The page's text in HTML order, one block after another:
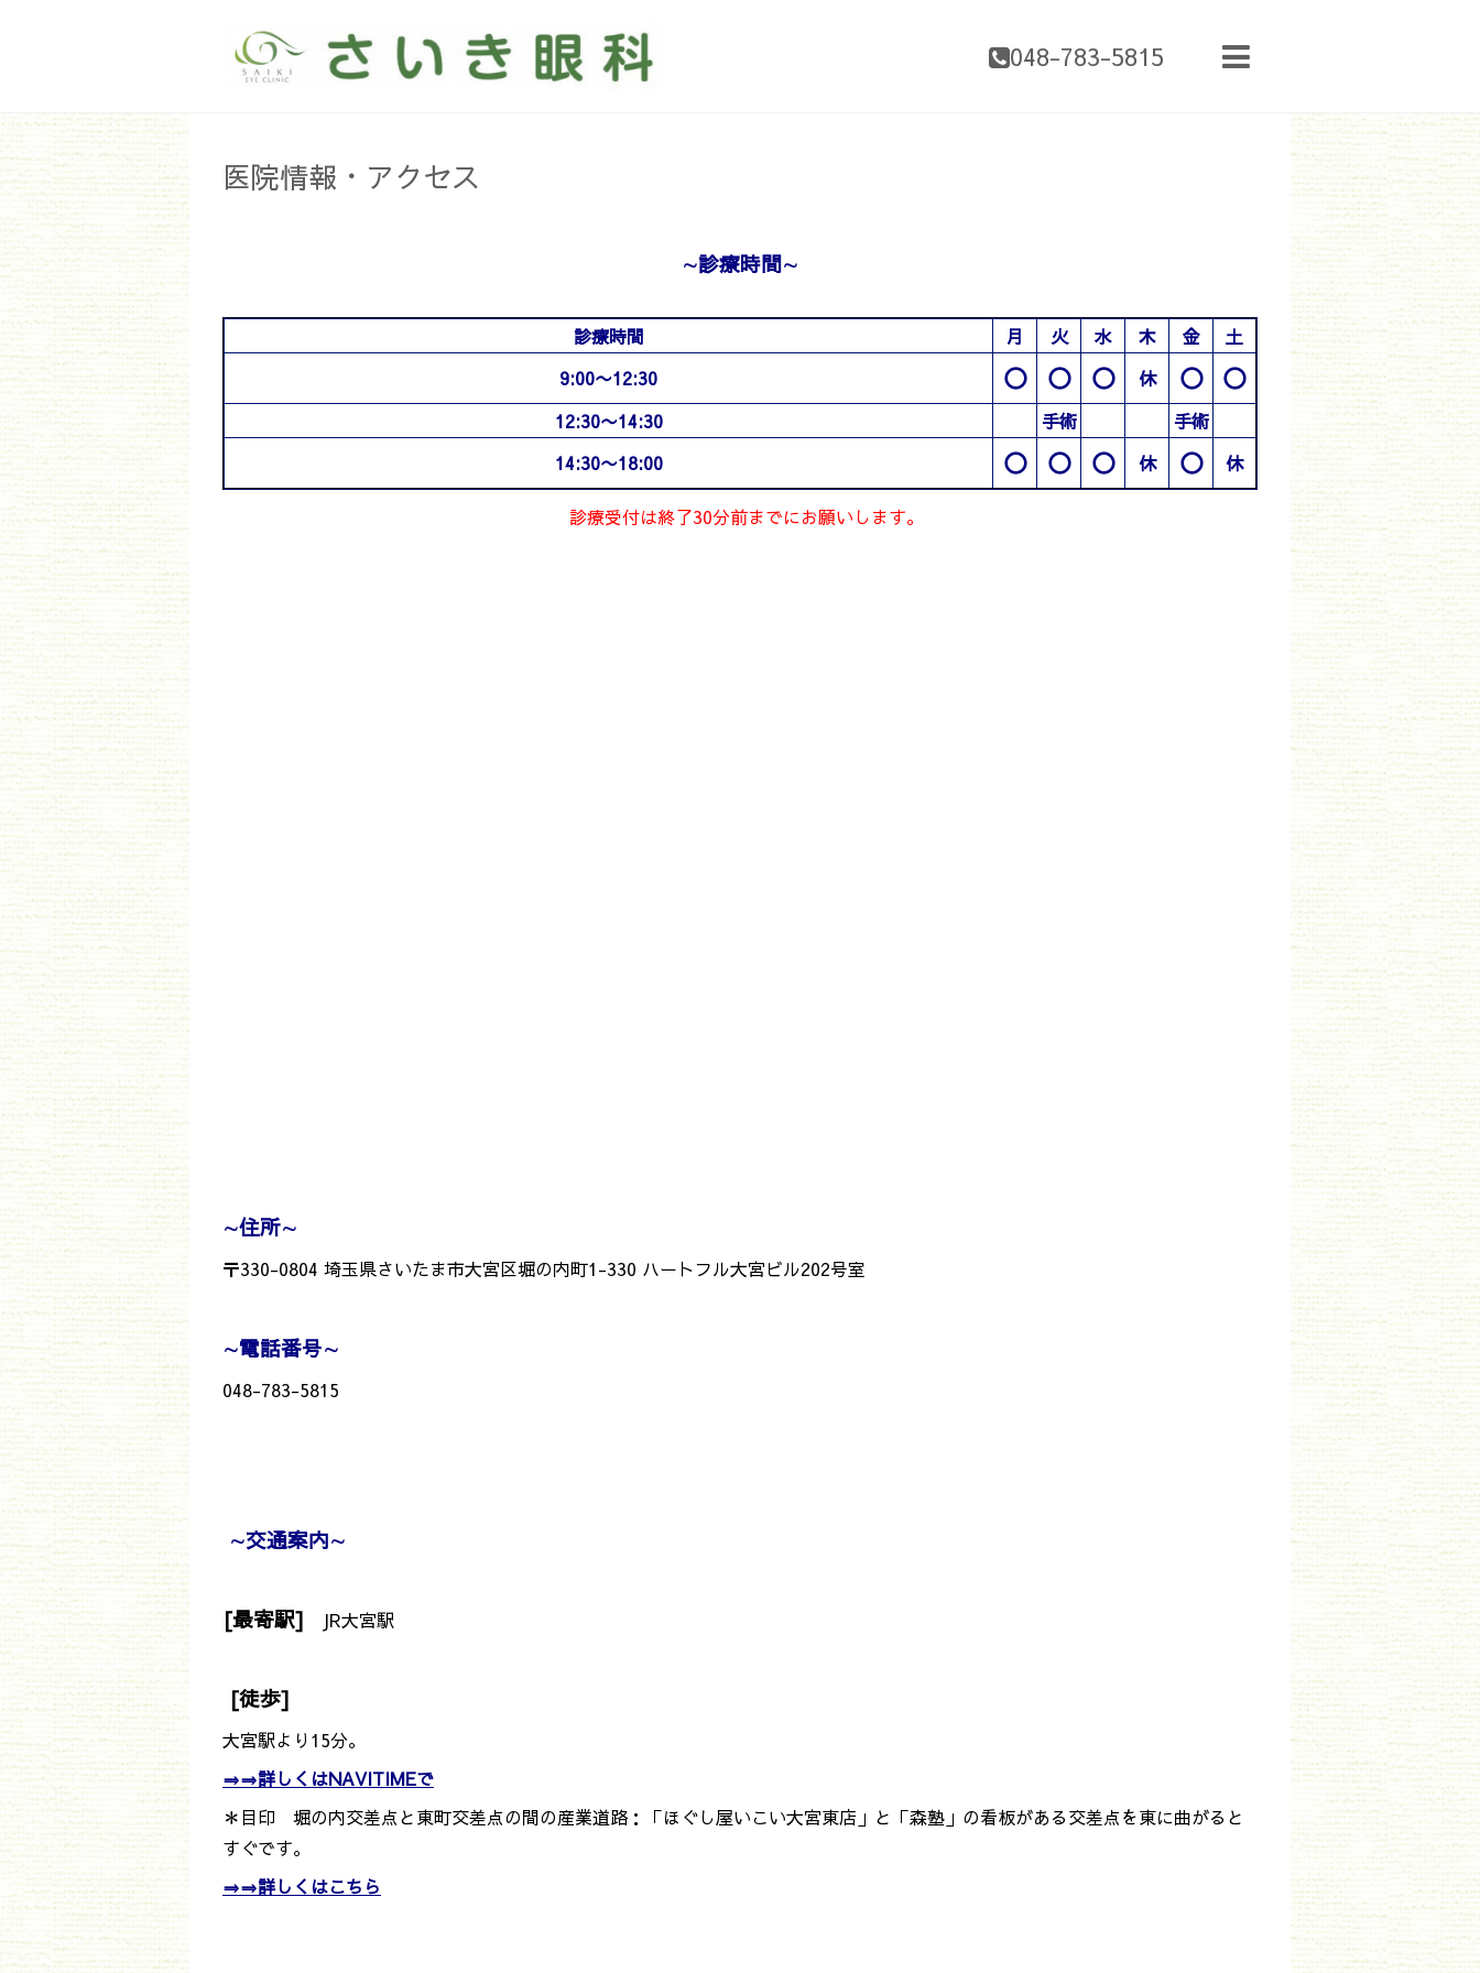
048-783-5815
医院情報・アクセス
∼診療時間∼
診療時間 月 火 水 木 金
土
9:00〜12:30
○ ○ ○ 休 ○ ○
12:30〜14:30 手術
手術
14:30〜18:00
○ ○ ○ 休 ○ 休
診療受付は終了30分前までにお願いします。
∼住所∼
〒330-0804 埼玉県さいたま市大宮区堀の内町1-330 ハートフル大宮ビル202号室
∼電話番号∼
048-783-5815
∼交通案内∼
[最寄駅] JR大宮駅
[徒歩]
大宮駅より15分。
⇒⇒詳しくはNAVITIMEで
＊目印 堀の内交差点と東町交差点の間の産業道路：「ほぐし屋いこい大宮東店」と「森塾」の看板がある交差点を東に曲がると
すぐです。
⇒⇒詳しくはこちら